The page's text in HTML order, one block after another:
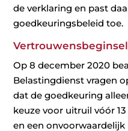
de verklaring en past
goedkeuringsbeleid toe.
Op 8 december 2020
Belastingdienst vragen
dat de goedkeuring
keuze voor uitruil vóór
en een